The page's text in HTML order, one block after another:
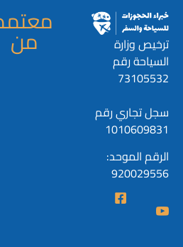
ترخيص وزارة
السياحة رقم
73105532
سجل تجاري رقم
1010609831
الرقم الموحد:
920029556
من